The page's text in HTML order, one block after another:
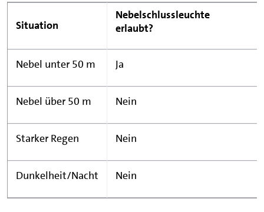
Situation
Nebelschlussleuchte
erlaubt?
Nebel unter 50 m Ja
Nebel über 50 m Nein
Starker Regen Nein
Dunkelheit/Nacht Nein